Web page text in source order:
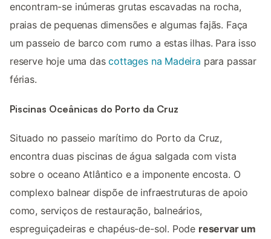
encontram-se inúmeras grutas escavadas na rocha,
praias de pequenas dimensões e algumas fajãs. Faça
um passeio de barco com rumo a estas ilhas. Para isso
reserve hoje uma dascottages na Madeira para passar
férias.
Piscinas Oceânicas do Porto da Cruz
Situado no passeio marítimo do Porto da Cruz,
encontra duas piscinas de água salgada com vista
sobre o oceano Atlântico e a imponente encosta. O
complexo balnear dispõe de infraestruturas de apoio
como, serviços de restauração, balneários,
espreguiçadeiras e chapéus-de-sol. Pode reservar um